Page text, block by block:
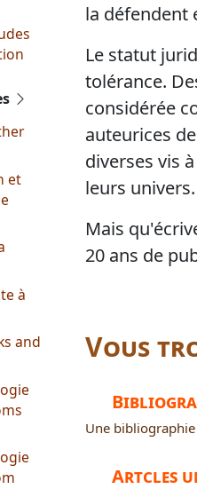
et
à
and
la défendent
Le statut
tolérance.
considérée
auteurices
diverses vis
leurs univers.
Mais
20 ans de
Vous
Une
Artcles